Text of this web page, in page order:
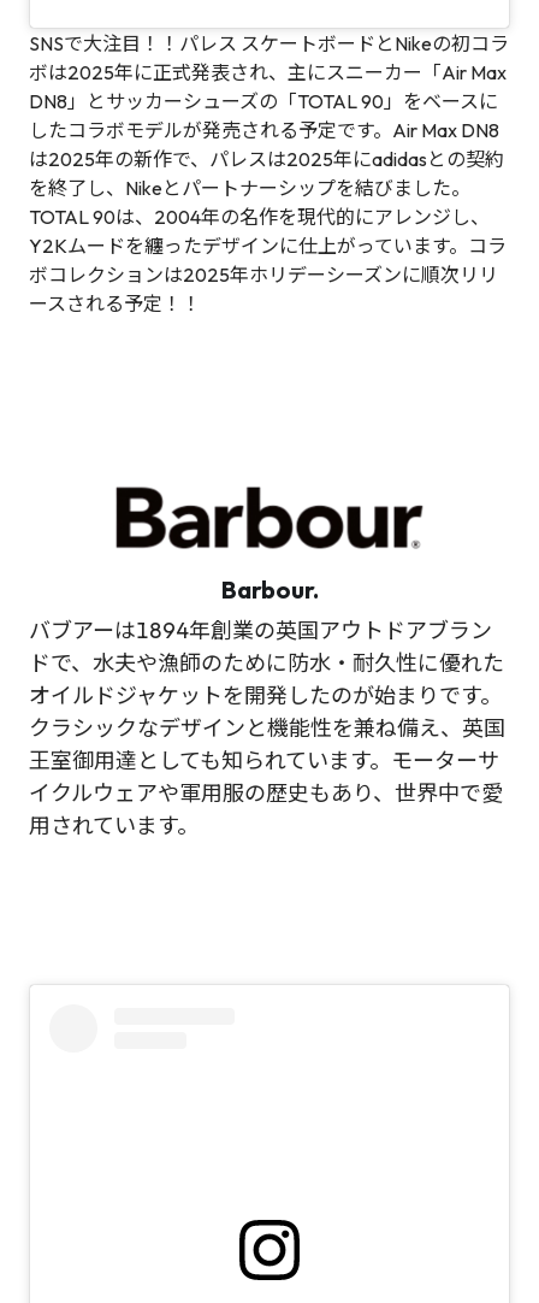
SNSで大注目！！パレス スケートボードとNikeの初コラ
ボは2025年に正式発表され、主にスニーカー「Air Max
DN8」とサッカーシューズの「TOTAL 90」をベースに
したコラボモデルが発売される予定です。Air Max DN8
は2025年の新作で、パレスは2025年にadidasとの契約
を終了し、Nikeとパートナーシップを結びました。
TOTAL 90は、2004年の名作を現代的にアレンジし、
Y2Kムードを纏ったデザインに仕上がっています。コラ
ボコレクションは2025年ホリデーシーズンに順次リリ
ースされる予定！！
Barbour.
バブアーは1894年創業の英国アウトドアブラン
ドで、水夫や漁師のために防水・耐久性に優れた
オイルドジャケットを開発したのが始まりです。
クラシックなデザインと機能性を兼ね備え、英国
王室御用達としても知られています。モーターサ
イクルウェアや軍用服の歴史もあり、世界中で愛
用されています。